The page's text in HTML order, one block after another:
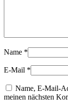
Name *
E-Mail *
Name, E-Mail-
meinen nächsten